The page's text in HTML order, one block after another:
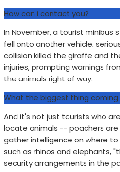
How can i contact you?
In November, a tourist minibus
fell onto another vehicle,
collision killed the giraffe and
injuries, prompting warnings
the animals right of way.
What the biggest thing coming
And it's not just tourists who
locate animals -- poachers
gather intelligence on where
such as rhinos and elephants,
security arrangements in the